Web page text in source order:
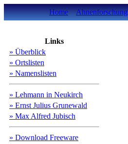
Home Ahnenforschung
Links
» Überblick
» Ortslisten
» Namenslisten
» Lehmann in Neukirch
» Ernst Julius Grunewald
» Max Alfred Jubisch
» Download Freeware